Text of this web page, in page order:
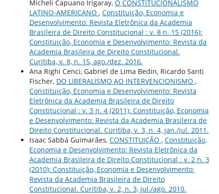
Micheli Capuano Irigaray, O CONSTITUCIONALISMO
LATINO-AMERICANO , Constituição, Economia e
Desenvolvimento: Revista Eletrônica da Academia
Brasileira de Direito Constitucional : v. 8 n. 15 (2016):
Constituição, Economia e Desenvolvimento: Revista da
Academia Brasileira de Direito Constitucional.
Curitiba, v. 8, n. 15, ago./dez. 2016.
Ana Righi Cenci, Gabriel de Lima Bedin, Ricardo Santi
Fischer, DO LIBERALISMO AO INTERVENCIONISMO ,
Constituição, Economia e Desenvolvimento: Revista
Eletrônica da Academia Brasileira de Direito
Constitucional : v. 3 n. 4 (2011): Constituição, Economia
e Desenvolvimento: Revista da Academia Brasileira de
Direito Constitucional. Curitiba, v. 3, n. 4, jan./jul. 2011.
Isaac Sabbá Guimarães, CONSTITUIÇÃO , Constituição,
Economia e Desenvolvimento: Revista Eletrônica da
Academia Brasileira de Direito Constitucional : v. 2 n. 3
(2010): Constituição, Economia e Desenvolvimento:
Revista da Academia Brasileira de Direito
Constitucional. Curitiba, v. 2, n. 3, jul./ago. 2010.